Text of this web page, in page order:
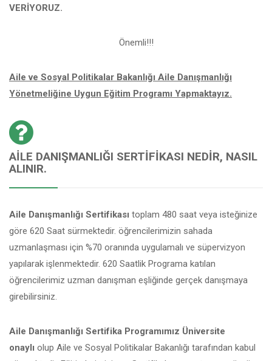
VERİYORUZ.
Önemli!!!
Aile ve Sosyal Politikalar Bakanlığı Aile Danışmanlığı
Yönetmeliğine Uygun Eğitim Programı Yapmaktayız.
AILE DANIŞMANLIĞI SERTIFIKASI NEDIR, NASIL
ALINIR.
Aile Danışmanlığı Sertifikası toplam 480 saat veya isteğinize
göre 620 Saat sürmektedir. öğrencilerimizin sahada
uzmanlaşması için %70 oranında uygulamalı ve süpervizyon
yapılarak işlenmektedir. 620 Saatlik Programa katılan
öğrencilerimiz uzman danışman eşliğinde gerçek danışmaya
girebilirsiniz.
Aile Danışmanlığı Sertifika Programımız Üniversite
onaylı olup Aile ve Sosyal Politikalar Bakanlığı tarafından kabul